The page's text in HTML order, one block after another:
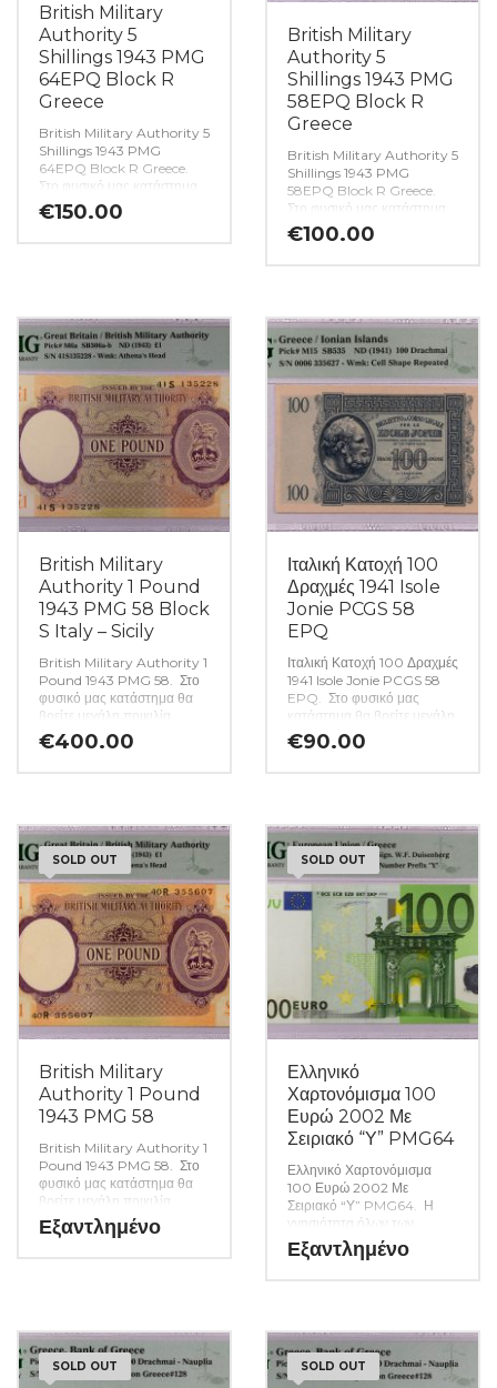
British Military
Authority 5
Shillings 1943 PMG
64EPQ Block R
Greece
British Military Authority 5
Shillings 1943 PMG
64EPQ Block R Greece.
Στο φυσικό μας κατάστημα
θα βρείτε μεγάλη ποικιλία
ελληνικών και ξένων
€150.00
British Military
Authority 5
Shillings 1943 PMG
58EPQ Block R
Greece
British Military Authority 5
Shillings 1943 PMG
58EPQ Block R Greece.
Στο φυσικό μας κατάστημα
θα βρείτε μεγάλη ποικιλία
ελληνικών και ξένων
σας.(Κωδ. 9896)
€100.00
British Military
Authority 1 Pound
1943 PMG 58 Block
S Italy – Sicily
British Military Authority 1
Pound 1943 PMG 58. Στο
φυσικό μας κατάστημα θα
βρείτε μεγάλη ποικιλία
ελληνικών και ξένων
νομισμάτων και
€400.00
Ιταλική Κατοχή 100
Δραχμές 1941 Isole
Jonie PCGS 58
EPQ
Ιταλική Κατοχή 100 Δραχμές
1941 Isole Jonie PCGS 58
EPQ. Στο φυσικό μας
κατάστημα θα βρείτε μεγάλη
ποικιλία ελληνικών και ξένων
νομισμάτων και
€90.00
SOLD OUT
British Military
Authority 1 Pound
1943 PMG 58
British Military Authority 1
Pound 1943 PMG 58. Στο
φυσικό μας κατάστημα θα
βρείτε μεγάλη ποικιλία
ελληνικών και ξένων
νομισμάτων και
Εξαντλημένο
SOLD OUT
Ελληνικό
Χαρτονόμισμα 100
Ευρώ 2002 Με
Σειριακό “Υ” PMG64
Ελληνικό Χαρτονόμισμα
100 Ευρώ 2002 Με
Σειριακό “Υ” PMG64. Η
γνησιότητα όλων των
προϊόντων μας είναι
εγγυημένη εφ όρου ζωής
υπάρχουν. (Κωδ. 9888)
Εξαντλημένο
SOLD OUT SOLD OUT